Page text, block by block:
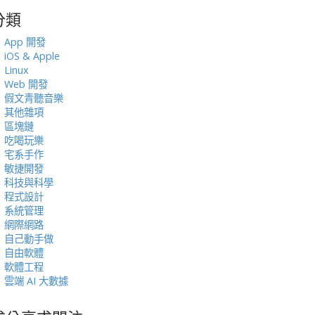
類
App 開發
iOS & Apple
Linux
Web 開發
假文青聽音樂
其他雜項
區塊鏈
吃喝玩樂
宅系手作
敏捷開發
科技與科學
程式設計
系統管理
網際網路
自己動手做
自由軟體
軟體工程
雲端 AI 大數據